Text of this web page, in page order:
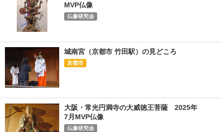
MVP仏像
仏像研究会
城南宮（京都市 竹田駅）の見どころ
京都市
大阪・常光円満寺の大威徳王菩薩 2025年
7月MVP仏像
仏像研究会